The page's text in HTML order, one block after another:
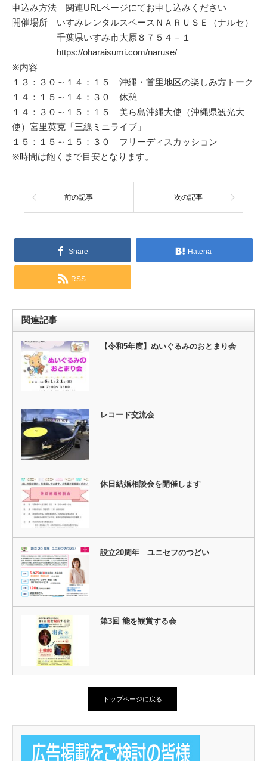
申込み方法 関連URLページにてお申し込みください
開催場所 いすみレンタルスペースＮＡＲＵＳＥ（ナルセ）
千葉県いすみ市大原８７５４－１
https://oharaisumi.com/naruse/
※内容
１３：３０～１４：１５ 沖縄・首里地区の楽しみ方トーク
１４：１５～１４：３０ 休憩
１４：３０～１５：１５ 美ら島沖縄大使（沖縄県観光大
使）宮里英克「三線ミニライブ」
１５：１５～１５：３０ フリーディスカッション
※時間は飽くまで目安となります。
前の記事 次の記事
Share Hatena
RSS
関連記事
【令和5年度】ぬいぐるみのおとまり会
レコード交流会
休日結婚相談会を開催します
設立20周年 ユニセフのつどい
第3回 能を観賞する会
トップページに戻る